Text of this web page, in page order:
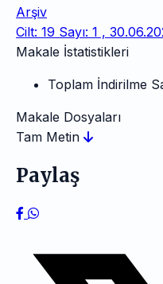
Arşiv
Cilt: 19 Sayı: 1 ,
Makale İstatistikleri
Toplam İndirilme
Makale Dosyaları
Tam Metin
Paylaş